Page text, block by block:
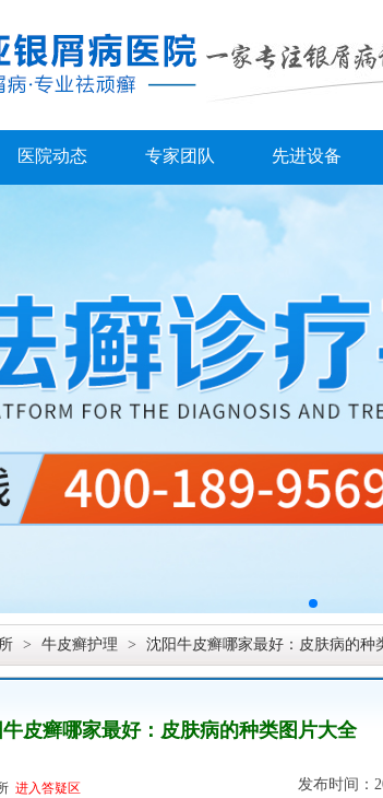
医院动态 专家团队 先进设备
> 牛皮癣护理 > 沈阳牛皮癣哪家最好：皮肤病的种
皮癣哪家最好：皮肤病的种类图片大全
发布时间：
进入答疑区